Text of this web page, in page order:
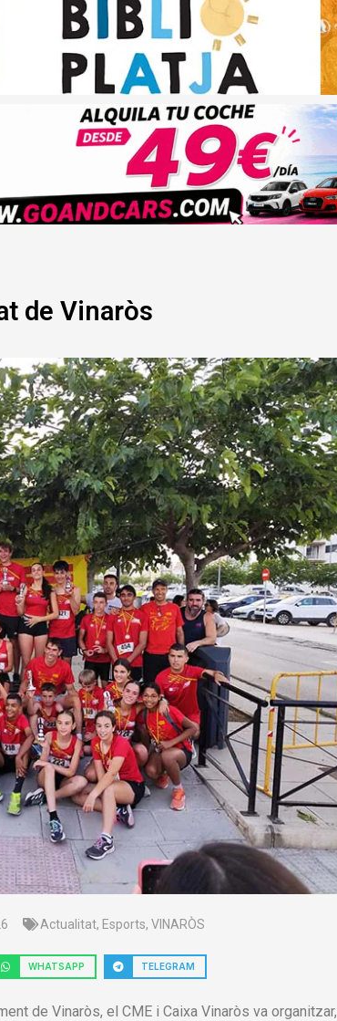
de Vinaròs
Actualitat, Esports, VINARÒS
WHATSAPP TELEGRAM
de Vinaròs, el CME i Caixa Vinaròs va organitzar,